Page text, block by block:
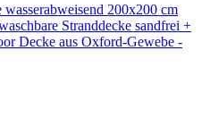
200x200 cm
Stranddecke sandfrei +
Decke aus Oxford-Gewebe -